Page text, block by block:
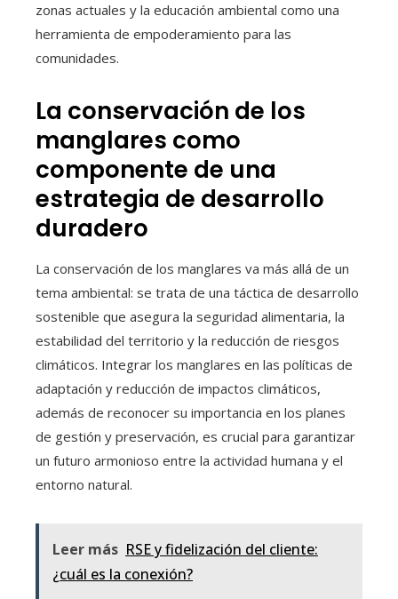
zonas actuales y la educación ambiental como una
herramienta de empoderamiento para las
comunidades.
La conservación de los
manglares como
componente de una
estrategia de desarrollo
duradero
La conservación de los manglares va más allá de un
tema ambiental: se trata de una táctica de desarrollo
sostenible que asegura la seguridad alimentaria, la
estabilidad del territorio y la reducción de riesgos
climáticos. Integrar los manglares en las políticas de
adaptación y reducción de impactos climáticos,
además de reconocer su importancia en los planes
de gestión y preservación, es crucial para garantizar
un futuro armonioso entre la actividad humana y el
entorno natural.
Leer más RSE y fidelización del cliente:
¿cuál es la conexión?